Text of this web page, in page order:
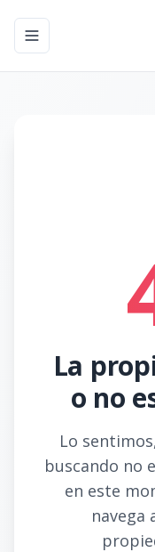
Toggle navigation
La
o no
Lo
buscando no
en este
navega